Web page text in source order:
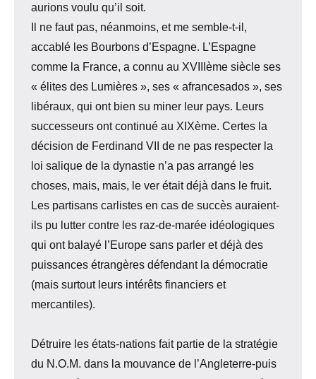
aurions voulu qu’il soit.
Il ne faut pas, néanmoins, et me semble-t-il,
accablé les Bourbons d’Espagne. L’Espagne
comme la France, a connu au XVIIIème siècle ses
« élites des Lumières », ses « afrancesados », ses
libéraux, qui ont bien su miner leur pays. Leurs
successeurs ont continué au XIXème. Certes la
décision de Ferdinand VII de ne pas respecter la
loi salique de la dynastie n’a pas arrangé les
choses, mais, mais, le ver était déjà dans le fruit.
Les partisans carlistes en cas de succès auraient-
ils pu lutter contre les raz-de-marée idéologiques
qui ont balayé l’Europe sans parler et déjà des
puissances étrangères défendant la démocratie
(mais surtout leurs intérêts financiers et
mercantiles).
Détruire les états-nations fait partie de la stratégie
du N.O.M. dans la mouvance de l’Angleterre-puis